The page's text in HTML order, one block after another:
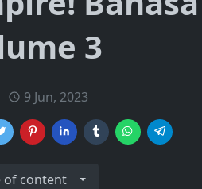
3
9 Jun, 2023
of content